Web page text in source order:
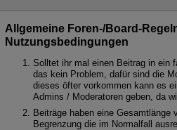
Allgemeine Foren-/Board-
Nutzungsbedingungen
Solltet ihr mal einen Beitrag in ein
das kein Problem, dafür sind die
dieses öfter vorkommen kann es
Admins / Moderatoren geben, da
Beiträge haben eine
Begrenzung die im Normalfall